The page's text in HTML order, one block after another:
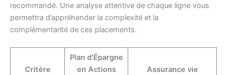
recommandé. Une analyse attentive de chaque ligne vous
permettra d’appréhender la complexité et la
complémentarité de ces placements.
Critère
Plan d’Épargne
en Actions
Assurance vie